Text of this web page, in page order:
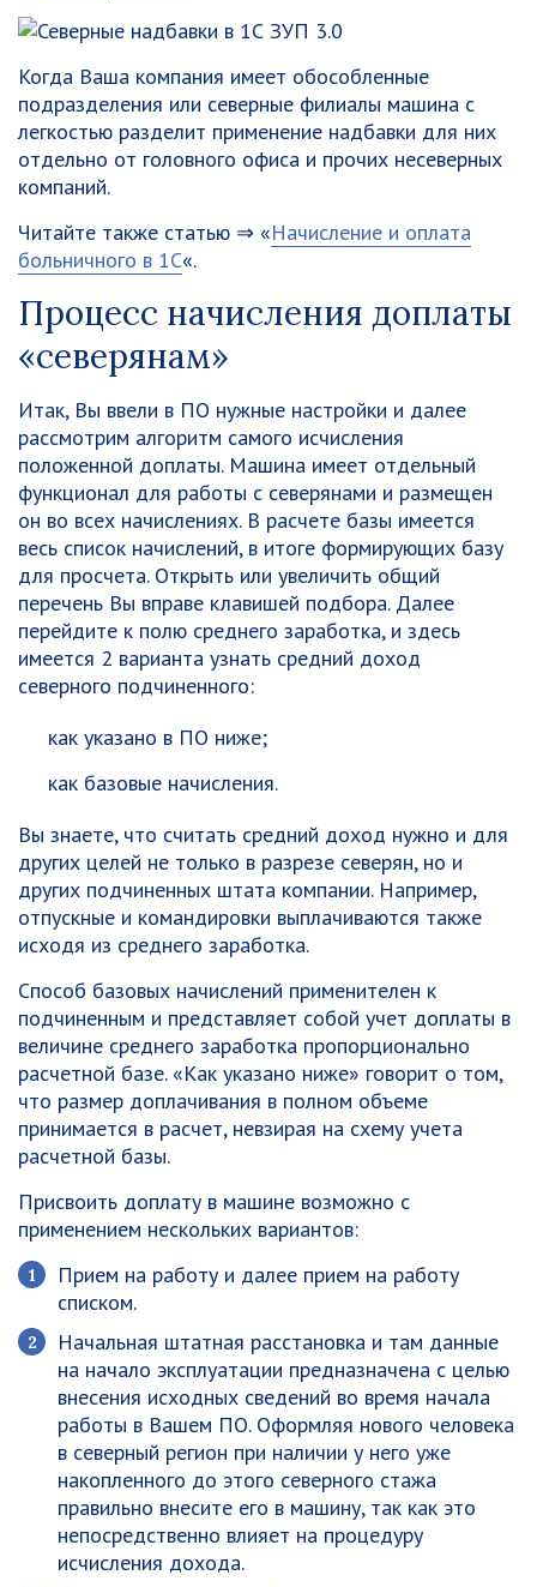
Когда Ваша компания имеет обособленные
подразделения или северные филиалы машина с
легкостью разделит применение надбавки для них
отдельно от головного офиса и прочих несеверных
компаний.
Читайте также статью ⇒ «Начисление и оплата
больничного в 1С«.
Процесс начисления доплаты
«северянам»
Итак, Вы ввели в ПО нужные настройки и далее
рассмотрим алгоритм самого исчисления
положенной доплаты. Машина имеет отдельный
функционал для работы с северянами и размещен
он во всех начислениях. В расчете базы имеется
весь список начислений, в итоге формирующих базу
для просчета. Открыть или увеличить общий
перечень Вы вправе клавишей подбора. Далее
перейдите к полю среднего заработка, и здесь
имеется 2 варианта узнать средний доход
северного подчиненного:
как указано в ПО ниже;
как базовые начисления.
Вы знаете, что считать средний доход нужно и для
других целей не только в разрезе северян, но и
других подчиненных штата компании. Например,
отпускные и командировки выплачиваются также
исходя из среднего заработка.
Способ базовых начислений применителен к
подчиненным и представляет собой учет доплаты в
величине среднего заработка пропорционально
расчетной базе. «Как указано ниже» говорит о том,
что размер доплачивания в полном объеме
принимается в расчет, невзирая на схему учета
расчетной базы.
Присвоить доплату в машине возможно с
применением нескольких вариантов:
Прием на работу и далее прием на работу
списком.
Начальная штатная расстановка и там данные
на начало эксплуатации предназначена с целью
внесения исходных сведений во время начала
работы в Вашем ПО. Оформляя нового человека
в северный регион при наличии у него уже
накопленного до этого северного стажа
правильно внесите его в машину, так как это
непосредственно влияет на процедуру
исчисления дохода.